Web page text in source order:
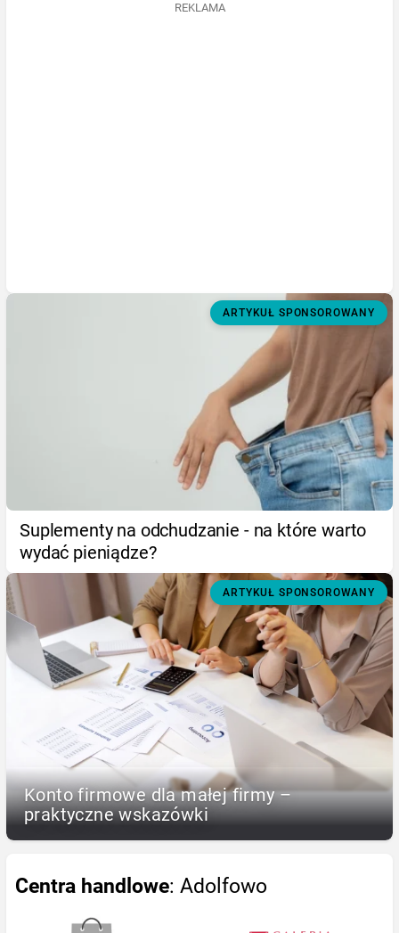
REKLAMA
ARTYKUŁ SPONSOROWANY
Suplementy na odchudzanie - na które warto
wydać pieniądze?
ARTYKUŁ SPONSOROWANY
Konto firmowe dla małej firmy –
praktyczne wskazówki
Centra handlowe: Adolfowo